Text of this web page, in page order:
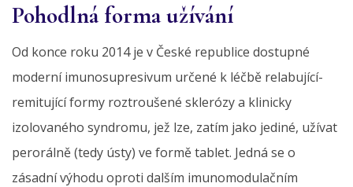
Pohodlná forma užívání
Od konce roku 2014 je v České republice dostupné
moderní imunosupresivum určené k léčbě relabující-
remitující formy roztroušené sklerózy a klinicky
izolovaného syndromu, jež lze, zatím jako jediné, užívat
perorálně (tedy ústy) ve formě tablet. Jedná se o
zásadní výhodu oproti dalším imunomodulačním